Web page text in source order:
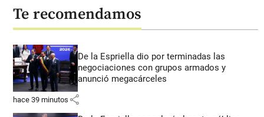
Te recomendamos
De la Espriella dio por terminadas las
negociaciones con grupos armados y
anunció megacárceles
hace 39 minutos share